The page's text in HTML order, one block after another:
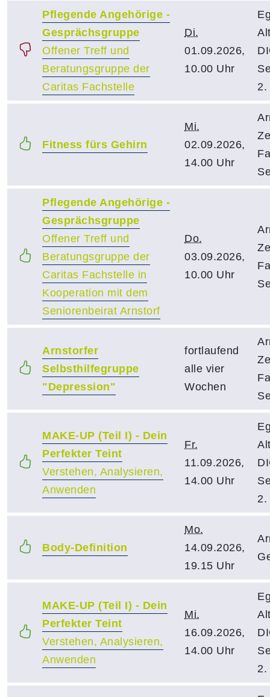
Pflegende Angehörige -
Gesprächsgruppe
Offener Treff und
Beratungsgruppe der
Caritas Fachstelle
Di.
01.09.2026,
10.00 Uhr
2.
Fitness fürs Gehirn
Mi.
02.09.2026,
14.00 Uhr
Pflegende Angehörige -
Gesprächsgruppe
Offener Treff und
Beratungsgruppe der
Caritas Fachstelle in
Kooperation mit dem
Seniorenbeirat Arnstorf
Do.
03.09.2026,
10.00 Uhr
Arnstorfer
Selbsthilfegruppe
"Depression"
fortlaufend
alle vier
Wochen
MAKE-UP (Teil I) - Dein
Perfekter Teint
Verstehen, Analysieren,
Anwenden
Fr.
11.09.2026,
14.00 Uhr
2.
Body-Definition
Mo.
14.09.2026,
19.15 Uhr
MAKE-UP (Teil I) - Dein
Perfekter Teint
Verstehen, Analysieren,
Anwenden
Mi.
16.09.2026,
14.00 Uhr
2.